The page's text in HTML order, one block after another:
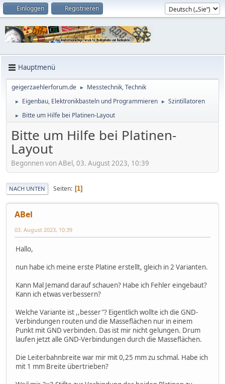
Einloggen Registrieren
Hauptmenü
geigerzaehlerforum.de ► Messtechnik, Technik
► Eigenbau, Elektronikbasteln und Programmieren ► Szintillatoren
► Bitte um Hilfe bei Platinen-Layout
Bitte um Hilfe bei Platinen-
Layout
Begonnen von ABel, 03. August 2023, 10:39
NACH UNTEN Seiten 1
ABel
03. August 2023, 10:39
Hallo,
nun habe ich meine erste Platine erstellt, gleich in 2 Varianten.
Kann Mal Jemand darauf schauen? Habe ich Fehler eingebaut?
Kann ich etwas verbessern?
Welche Variante ist ,,besser"? Eigentlich wollte ich die GND-
Verbindungen routen und die Masseflächen nur in einem
Punkt mit GND verbinden. Das ist mir nicht gelungen. Drum
laufen jetzt alle GND-Verbindungen durch die Masseflächen.
Die Leiterbahnbreite war mir mit 0,25 mm zu schmal. Habe ich
mit 1 mm Breite übertrieben?